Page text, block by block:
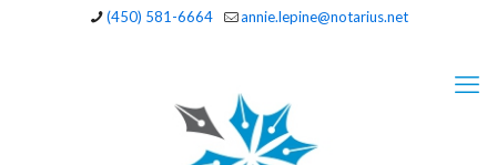
(450) 581-6664 annie.lepine@notarius.net